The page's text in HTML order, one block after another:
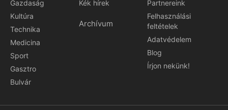
Gazdaság
Kultúra
Technika
Medicina
Sport
Gasztro
Bulvár
Kék hírek
Archívum
Partnereink
Felhasználási
feltételek
Adatvédelem
Blog
Írjon nekünk!